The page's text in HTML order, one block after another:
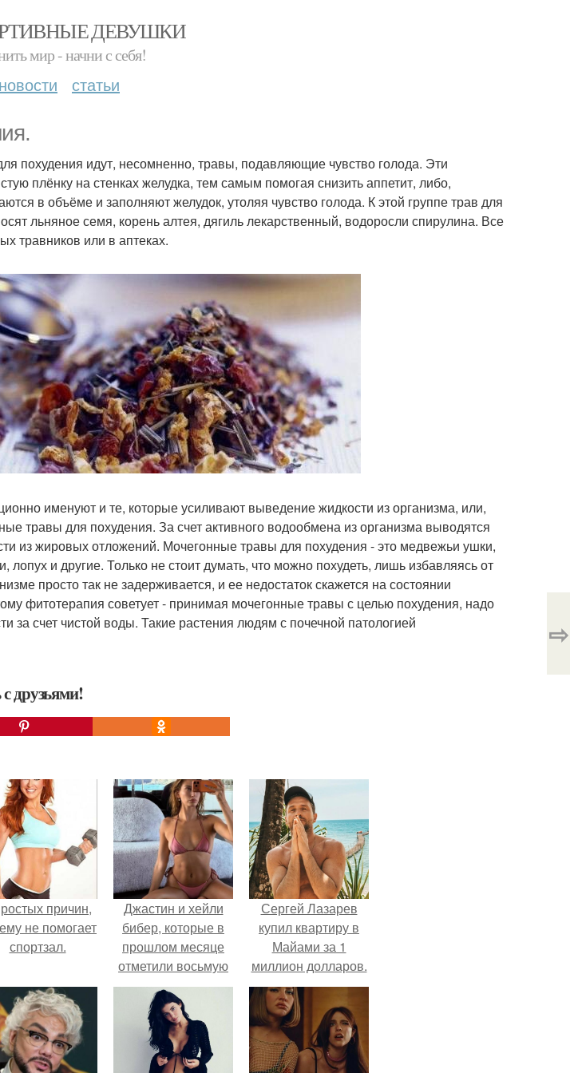
ДЕВУШКИ
мир - начни с себя!
новости статьи
похудения идут, несомненно, травы, подавляющие чувство голода. Эти
плёнку на стенках желудка, тем самым помогая снизить аппетит, либо,
в объёме и заполняют желудок, утоляя чувство голода. К этой группе трав для
льняное семя, корень алтея, дягиль лекарственный, водоросли спирулина. Все
травников или в аптеках.
именуют и те, которые усиливают выведение жидкости из организма, или,
травы для похудения. За счет активного водообмена из организма выводятся
из жировых отложений. Мочегонные травы для похудения - это медвежьи ушки,
лопух и другие. Только не стоит думать, что можно похудеть, лишь избавляясь от
просто так не задерживается, и ее недостаток скажется на состоянии
фитотерапия советует - принимая мочегонные травы с целью похудения, надо
за счет чистой воды. Такие растения людям с почечной патологией
друзьями!
⇨
причин,
не помогает
спортзал.
Джастин и хейли
бибер, которые в
прошлом месяце
отметили восьмую
годовщину
помолвки, показали
новые фото с
совместного
отдыха.
Сергей Лазарев
купил квартиру в
Майами за 1
миллион долларов.